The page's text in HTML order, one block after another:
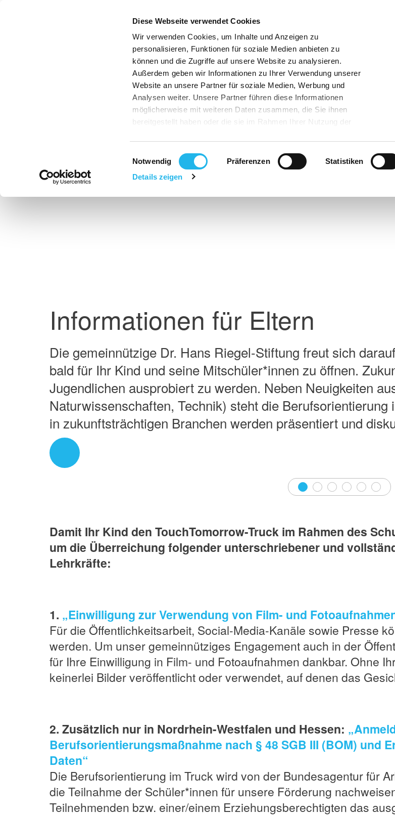
Diese Webseite verwendet Cookies
Wir verwenden Cookies, um Inhalte und Anzeigen zu
personalisieren, Funktionen für soziale Medien anbieten zu
können und die Zugriffe auf unsere Website zu analysieren.
Außerdem geben wir Informationen zu Ihrer Verwendung unserer
Website an unsere Partner für soziale Medien, Werbung und
Analysen weiter. Unsere Partner führen diese Informationen
möglicherweise mit weiteren Daten zusammen, die Sie ihnen
bereitgestellt haben oder die sie im Rahmen Ihrer Nutzung der
gemäß Art. 49 Abs.1 S.1 lit. a) DS-GVO ein, dass Ihre Daten in
die USA übermittelt werden. Gemäß dem Europäischen
Gerichtshof handelt es sich bei den USA um ein Land, welches
Einwilligungsauswahl
Notwendig Präferenzen Statistiken
Details zeigen
Informationen für Eltern
Die gemeinnützige Dr. Hans Riegel-Stiftung freut sich
bald für Ihr Kind und seine Mitschüler*innen zu öffnen.
Jugendlichen ausprobiert zu werden. Neben Neuigkeiten
Naturwissenschaften, Technik) steht die
in zukunftsträchtigen Branchen werden präsentiert und
Previous
Damit Ihr Kind den TouchTomorrow-Truck im Rahmen des
um die Überreichung folgender unterschriebener und
Lehrkräfte:
1. „Einwilligung zur Verwendung von Film- und
Für die Öffentlichkeitsarbeit, Social-Media-Kanäle sowie Presse
werden. Um unser gemeinnütziges Engagement auch in der
für Ihre Einwilligung in Film- und Fotoaufnahmen dankbar. Ohne
keinerlei Bilder veröffentlicht oder verwendet, auf denen das
2. Zusätzlich nur in Nordrhein-Westfalen und Hessen:
Berufsorientierungsmaßnahme nach § 48 SGB III (BOM) und
Daten“
Die Berufsorientierung im Truck wird von der Bundesagentur für
die Teilnahme der Schüler*innen für unsere Förderung
Teilnehmenden bzw. einer/einem Erziehungsberechtigten das